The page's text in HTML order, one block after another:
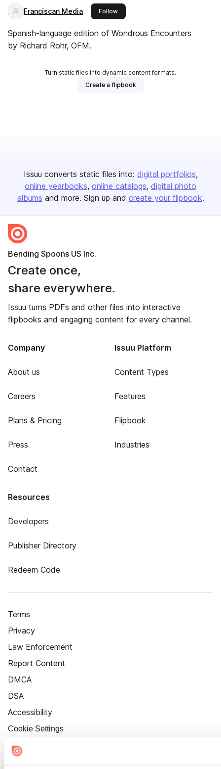
Franciscan Media Followthis publisher
Spanish-language edition of Wondrous Encounters
by Richard Rohr, OFM.
Turn static files into dynamic content formats.
Create a flipbook
Issuu converts static files into: digital portfolios
online yearbooks online catalogs digital photo
albums and more. Sign up and create your flipbook.
Bending Spoons US Inc.
Create once,
share everywhere.
Issuu turns PDFs and other files into interactive
flipbooks and engaging content for every channel.
Company
About us
Careers
Plans & Pricing
Press
Contact
Issuu Platform
Content Types
Features
Flipbook
Industries
Resources
Developers
Publisher Directory
Redeem Code
Terms
Privacy
Law Enforcement
Report Content
DMCA
DSA
Accessibility
Cookie Settings